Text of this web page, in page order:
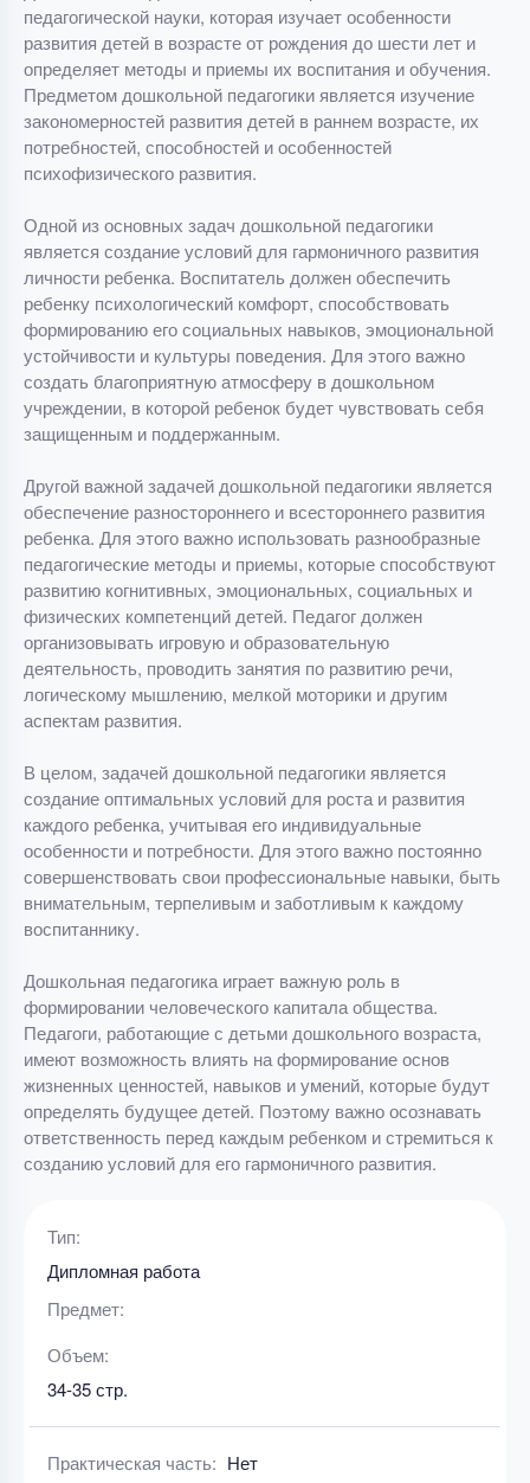
педагогической науки, которая изучает особенности
развития детей в возрасте от рождения до шести лет и
определяет методы и приемы их воспитания и обучения.
Предметом дошкольной педагогики является изучение
закономерностей развития детей в раннем возрасте, их
потребностей, способностей и особенностей
психофизического развития.
Одной из основных задач дошкольной педагогики
является создание условий для гармоничного развития
личности ребенка. Воспитатель должен обеспечить
ребенку психологический комфорт, способствовать
формированию его социальных навыков, эмоциональной
устойчивости и культуры поведения. Для этого важно
создать благоприятную атмосферу в дошкольном
учреждении, в которой ребенок будет чувствовать себя
защищенным и поддержанным.
Другой важной задачей дошкольной педагогики является
обеспечение разностороннего и всестороннего развития
ребенка. Для этого важно использовать разнообразные
педагогические методы и приемы, которые способствуют
развитию когнитивных, эмоциональных, социальных и
физических компетенций детей. Педагог должен
организовывать игровую и образовательную
деятельность, проводить занятия по развитию речи,
логическому мышлению, мелкой моторики и другим
аспектам развития.
В целом, задачей дошкольной педагогики является
создание оптимальных условий для роста и развития
каждого ребенка, учитывая его индивидуальные
особенности и потребности. Для этого важно постоянно
совершенствовать свои профессиональные навыки, быть
внимательным, терпеливым и заботливым к каждому
воспитаннику.
Дошкольная педагогика играет важную роль в
формировании человеческого капитала общества.
Педагоги, работающие с детьми дошкольного возраста,
имеют возможность влиять на формирование основ
жизненных ценностей, навыков и умений, которые будут
определять будущее детей. Поэтому важно осознавать
ответственность перед каждым ребенком и стремиться к
созданию условий для его гармоничного развития.
Тип:
Дипломная работа
Предмет:
Объем:
34-35 стр.
Практическая часть: Нет